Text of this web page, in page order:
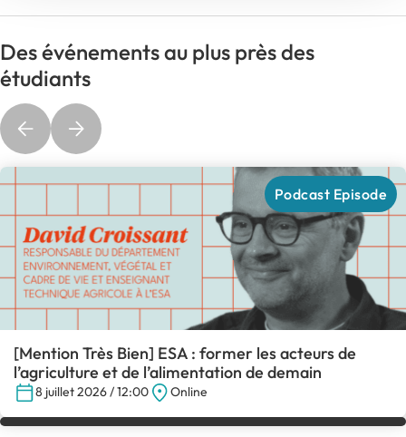
Des événements au plus près des
étudiants
[Mention Très Bien] ESA : former les acteurs de
l’agriculture et de l’alimentation de demain
8 juillet 2026 / 12:00 Online
Podcast Episode